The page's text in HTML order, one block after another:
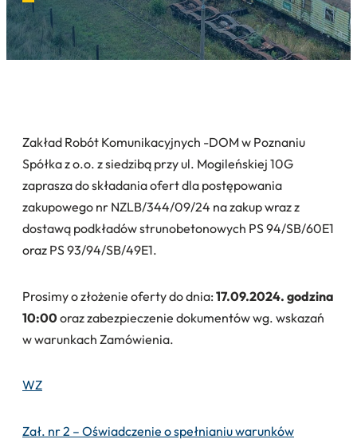
Zakład Robót Komunikacyjnych -DOM w Poznaniu
Spółka z o.o. z siedzibą przy ul. Mogileńskiej 10G
zaprasza do składania ofert dla postępowania
zakupowego nr NZLB/344/09/24 na zakup wraz z
dostawą podkładów strunobetonowych PS 94/SB/60E1
oraz PS 93/94/SB/49E1.
Prosimy o złożenie oferty do dnia: 17.09.2024. godzina
10:00oraz zabezpieczenie dokumentów wg. wskazań
w warunkach Zamówienia.
WZ
Zał. nr 2 – Oświadczenie o spełnianiu warunków